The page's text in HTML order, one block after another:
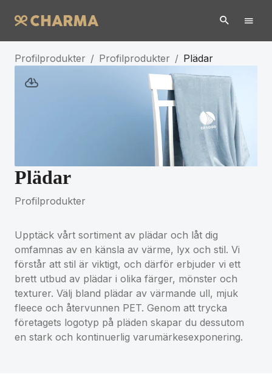
Profilprodukter / Profilprodukter / Plädar
Plädar
Profilprodukter
Upptäck vårt sortiment av plädar och låt dig
omfamnas av en känsla av värme, lyx och stil. Vi
förstår att stil är viktigt, och därför erbjuder vi ett
brett utbud av plädar i olika färger, mönster och
texturer. Välj bland plädar av värmande ull, mjuk
fleece och återvunnen PET. Genom att trycka
företagets logotyp på pläden skapar du dessutom
en stark och kontinuerlig varumärkesexponering.